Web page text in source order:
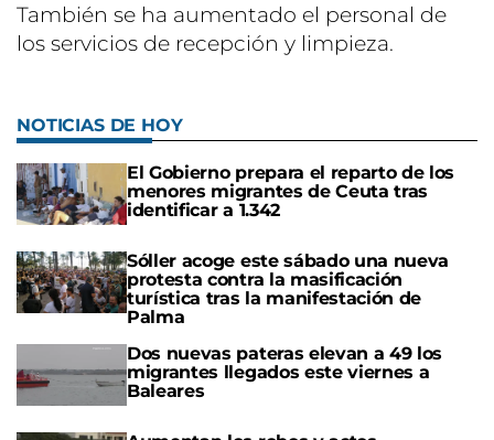
También se ha aumentado el personal de
los servicios de recepción y limpieza.
NOTICIAS DE HOY
El Gobierno prepara el reparto de los
menores migrantes de Ceuta tras
identificar a 1.342
Sóller acoge este sábado una nueva
protesta contra la masificación
turística tras la manifestación de
Palma
Dos nuevas pateras elevan a 49 los
migrantes llegados este viernes a
Baleares